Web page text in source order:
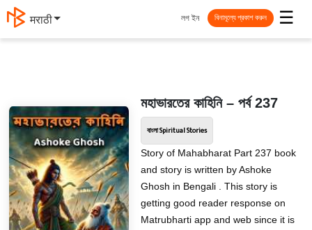
मराठी ☰
লগ ইন বিনামূল্যে প্রকাশ করুন
মহাভারতের কাহিনি – পর্ব 237
বাংলা Spiritual Stories
Story of Mahabharat Part 237 book
and story is written by Ashoke
Ghosh in Bengali . This story is
getting good reader response on
Matrubharti app and web since it is